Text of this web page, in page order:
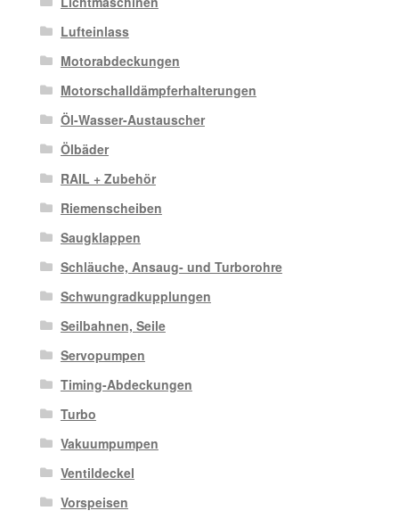
Lufteinlass
Motorabdeckungen
Motorschalldämpferhalterungen
Öl-Wasser-Austauscher
Ölbäder
RAIL + Zubehör
Riemenscheiben
Saugklappen
Schläuche, Ansaug- und Turborohre
Schwungradkupplungen
Seilbahnen, Seile
Servopumpen
Timing-Abdeckungen
Turbo
Vakuumpumpen
Ventildeckel
Vorspeisen